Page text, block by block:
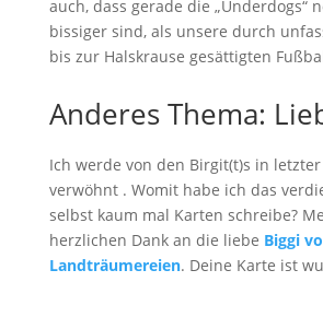
auch, dass gerade die „Underdogs“
bissiger sind, als unsere durch
bis zur Halskrause gesättigten
Anderes Thema:
Ich werde von den Birgit(t)s in
verwöhnt . Womit habe ich das
selbst kaum mal Karten schreibe?
herzlichen Dank an die liebe Biggi
Landträumereien. Deine Karte ist